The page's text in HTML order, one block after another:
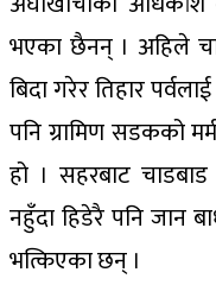
भएका छैनन् । अहिले
बिदा गरेर तिहार
पनि ग्रामिण सडकको
हो । सहरबाट
नहुँदा हिडेरै पनि जान
भत्किएका छन् ।